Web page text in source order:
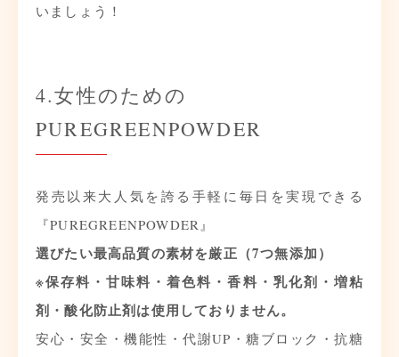
いましょう！
4.女性のための
PUREGREENPOWDER
発売以来大人気を誇る手軽に毎日を実現できる
『PUREGREENPOWDER』
選びたい最高品質の素材を厳正（7つ無添加）
※保存料・甘味料・着色料・香料・乳化剤・増粘
剤・酸化防止剤は使用しておりません。
安心・安全・機能性・代謝UP・糖ブロック・抗糖